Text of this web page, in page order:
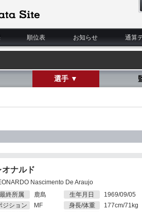
順位表 お知らせ 通算
選手 ▼
オナルド
Nascimento De Araujo
最終所属
鹿島
ジション
MF
生年月日
1969/09/05
身長/体重
177cm/71kg